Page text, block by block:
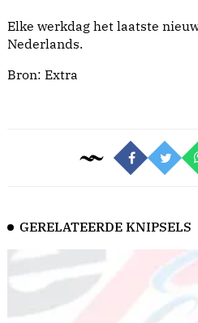
Elke werkdag het laatste
Nederlands.
Bron: Extra
GERELATEERDE KNIPSELS